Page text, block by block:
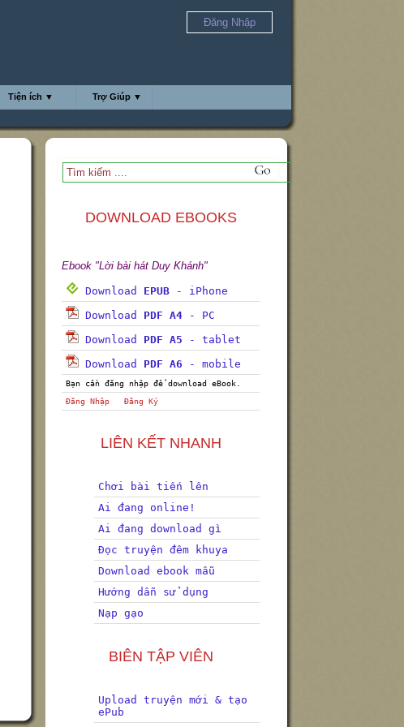
Đăng Nhập
Tiện ích ▼ Trợ Giúp ▼
DOWNLOAD EBOOKS
Ebook "Lời bài hát Duy Khánh"
Download EPUB - iPhone
Download PDF A4 - PC
Download PDF A5 - tablet
Download PDF A6 - mobile
Bạn cần đăng nhập để download eBook.
Đăng Nhập
Đăng Ký
LIÊN KẾT NHANH
Chơi bài tiến lên
Ai đang online!
Ai đang download gì
Đọc truyện đêm khuya
Download ebook mẫu
Hướng dẫn sử dụng
Nạp gạo
BIÊN TẬP VIÊN
Upload truyện mới & tạo
ePub